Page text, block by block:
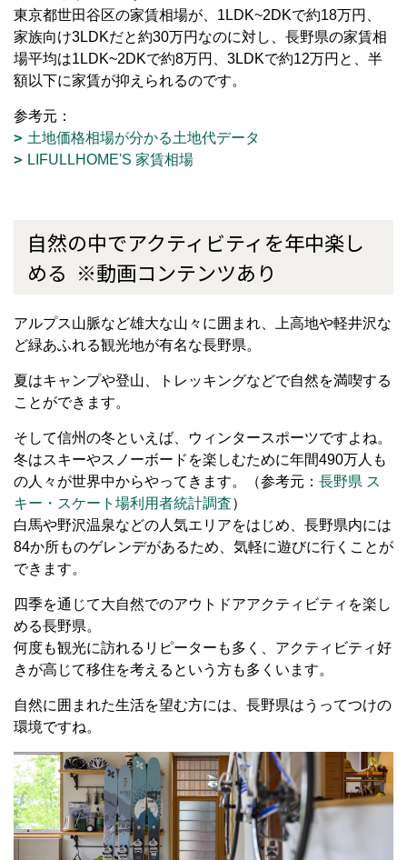
東京都世田谷区の家賃相場が、1LDK~2DKで約18万円、
家族向け3LDKだと約30万円なのに対し、長野県の家賃相
場平均は1LDK~2DKで約8万円、3LDKで約12万円と、半
額以下に家賃が抑えられるのです。
参考元：
土地価格相場が分かる土地代データ
LIFULLHOME'S 家賃相場
自然の中でアクティビティを年中楽し
める ※動画コンテンツあり
アルプス山脈など雄大な山々に囲まれ、上高地や軽井沢な
ど緑あふれる観光地が有名な長野県。
夏はキャンプや登山、トレッキングなどで自然を満喫する
ことができます。
そして信州の冬といえば、ウィンタースポーツですよね。
冬はスキーやスノーボードを楽しむために年間490万人も
の人々が世界中からやってきます。（参考元： 長野県 ス
キー・スケート場利用者統計調査）
白馬や野沢温泉などの人気エリアをはじめ、長野県内には
84か所ものゲレンデがあるため、気軽に遊びに行くことが
できます。
四季を通じて大自然でのアウトドアアクティビティを楽し
める長野県。
何度も観光に訪れるリピーターも多く、アクティビティ好
きが高じて移住を考えるという方も多くいます。
自然に囲まれた生活を望む方には、長野県はうってつけの
環境ですね。